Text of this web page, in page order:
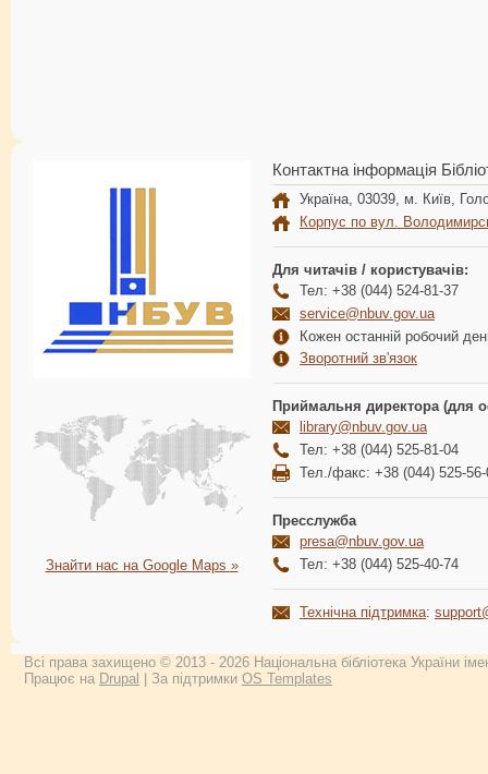
Знайти нас на Google Maps »
Контактна інформація
Україна, 03039, м. Київ,
Корпус по вул.
Для читачів / користувачів:
Тел: +38 (044) 524-81-37
service@nbuv.gov.ua
Кожен останній робочий
Зворотний зв'язок
Приймальня директора (для
library@nbuv.gov.ua
Тел: +38 (044) 525-81-04
Тел./факс: +38 (044) 525-56-
Пресслужба
presa@nbuv.gov.ua
Тел: +38 (044) 525-40-74
Технічна підтримка:
Всі права захищено © 2013 - 2026 Національна бібліотека України
Працює на Drupal | За підтримки OS Templates